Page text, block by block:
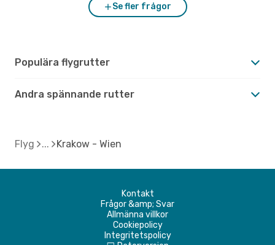
Se fler frågor
Populära flygrutter
Andra spännande rutter
Flyg Krakow - Wien
Kontakt
Frågor &amp; Svar
Allmänna villkor
Cookiepolicy
Integritetspolicy